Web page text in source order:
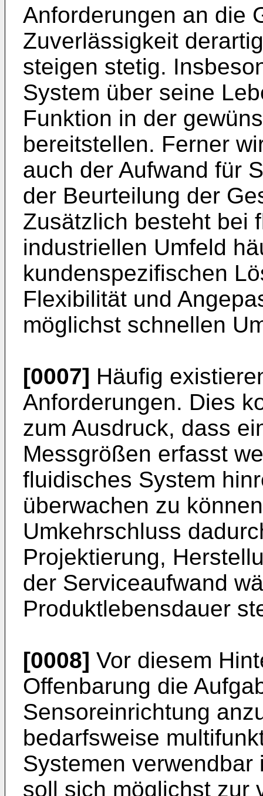
Anforderungen an die
Zuverlässigkeit
steigen stetig.
System über seine
Funktion in der
bereitstellen. Ferner
auch der Aufwand für
der Beurteilung der
Zusätzlich besteht bei
industriellen Umfeld
kundenspezifischen
Flexibilität und
möglichst schnellen
[0007] Häufig
Anforderungen. Dies
zum Ausdruck, dass
Messgrößen erfasst
fluidisches System
überwachen zu
Umkehrschluss
Projektierung,
der Serviceaufwand
Produktlebensdauer
[0008] Vor diesem
Offenbarung die
Sensoreinrichtung
bedarfsweise
Systemen
soll sich möglichst zur